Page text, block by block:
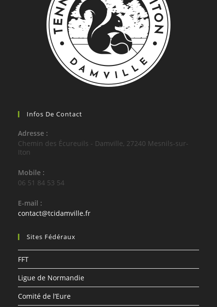
Infos De Contact
Adresse :
Chemin des Écureuils - Damville, 27240 Mesnils-sur-
Iton
Mobile :
06 51 84 53 54
E-mail :
contact@tcidamville.frS’ouvre
Sites Fédéraux
FFT
Ligue de Normandie
Comité de l’Eure